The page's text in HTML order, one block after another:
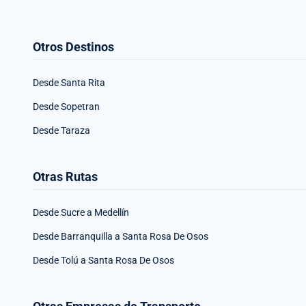
Otros Destinos
Desde Santa Rita
Desde Sopetran
Desde Taraza
Otras Rutas
Desde Sucre a Medellín
Desde Barranquilla a Santa Rosa De Osos
Desde Tolú a Santa Rosa De Osos